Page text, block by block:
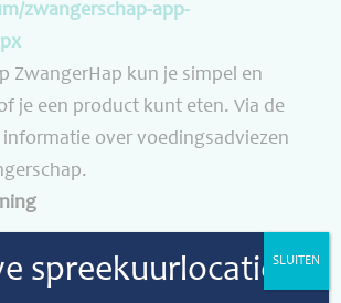
zwangerschap-app-
ZwangerHap kun je simpel en
je een product kunt eten. Via de
over voedingsadviezen
en vlak na de geboorte
spreekuurlocatieSLUITEN